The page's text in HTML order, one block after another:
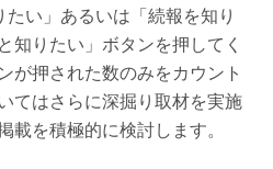
い」あるいは「続報を知り
知りたい」ボタンを押してく
が押された数のみをカウント
てはさらに深掘り取材を実施
載を積極的に検討します。